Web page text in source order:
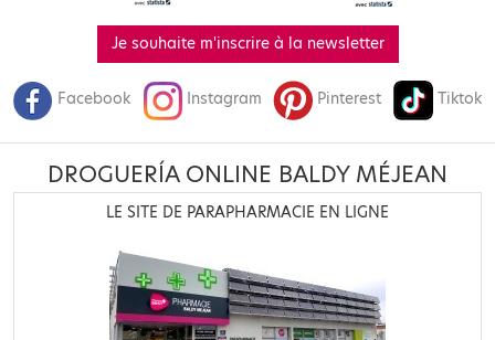
Je souhaite m'inscrire à la newsletter
Facebook Instagram Pinterest Tiktok
DROGUERÍA ONLINE BALDY MÉJEAN
LE SITE DE PARAPHARMACIE EN LIGNE